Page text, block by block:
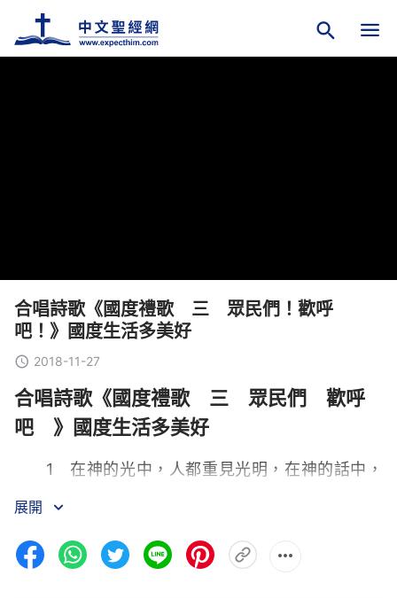
合唱詩歌《國度禮歌 三 眾民們！歡呼
吧！》國度生活多美好
2018-11-27
合唱詩歌《國度禮歌 三 眾民們 歡呼
吧 》國度生活多美好
1 在神的光中，人都重見光明，在神的話中，
留在黑暗之中。在國度之中，子民與神的生活快樂無
比，水在為眾民的幸福生活而歡舞，萬山都在與眾民
展開